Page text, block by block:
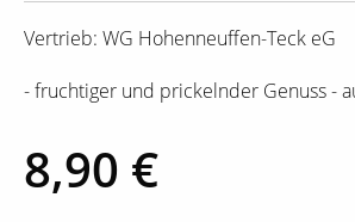
Vertrieb: WG Hohenneuffen-Teck eG
- fruchtiger und prickelnder Genuss -
8,90 €